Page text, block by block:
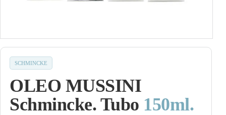
SCHMINCKE
OLEO MUSSINI
Schmincke. Tubo 150ml.